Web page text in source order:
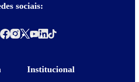
sociais:
Institucional